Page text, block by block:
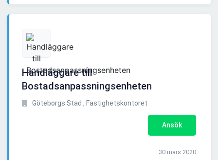
Handläggare till
Bostadsanpassningsenheten
Göteborgs Stad , Fastighetskontoret
Ansök
30 mars 2020